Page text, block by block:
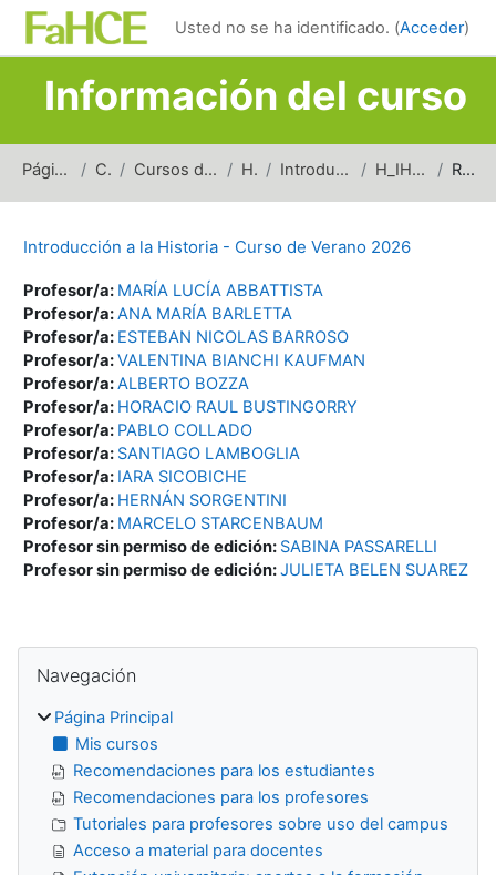
Salta al contenido principal
Usted no se ha identificado. (Acceder)
Información del curso
Página Principal Cursos Cursos de carreras de grado Historia Introducción a la Historia H_IH_Verano_2026 Resumen
Introducción a la Historia - Curso de Verano 2026
Profesor/a: MARÍA LUCÍA ABBATTISTA
Profesor/a:ANA MARÍA BARLETTA
Profesor/a: ESTEBAN NICOLAS BARROSO
Profesor/a:VALENTINA BIANCHI KAUFMAN
Profesor/a:ALBERTO BOZZA
Profesor/a: HORACIO RAUL BUSTINGORRY
Profesor/a: PABLO COLLADO
Profesor/a: SANTIAGO LAMBOGLIA
Profesor/a: IARA SICOBICHE
Profesor/a: HERNÁN SORGENTINI
Profesor/a: MARCELO STARCENBAUM
Profesor sin permiso de edición: SABINA PASSARELLI
Profesor sin permiso de edición:JULIETA BELEN SUAREZ
Bloques
Navegación
Página Principal
Mis cursos
Recomendaciones para los estudiantes
Recomendaciones para los profesores
Tutoriales para profesores sobre uso del campus
Acceso a material para docentes